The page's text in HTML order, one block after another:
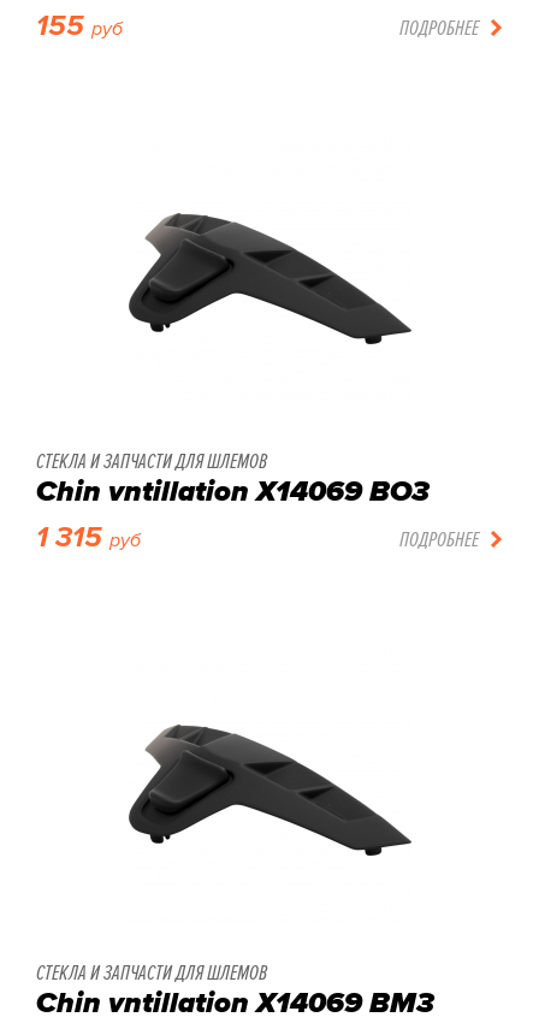
155 руб ПОДРОБНЕЕ
СТЕКЛА И ЗАПЧАСТИ ДЛЯ ШЛЕМОВ
Chin vntillation X14069 BO3
1 315 руб ПОДРОБНЕЕ
СТЕКЛА И ЗАПЧАСТИ ДЛЯ ШЛЕМОВ
Chin vntillation X14069 BM3